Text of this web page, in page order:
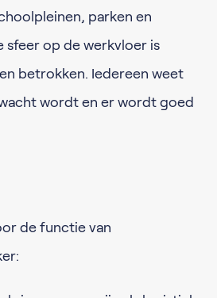
parken en
sfeer op de werkvloer is
betrokken. Iedereen weet
wordt en er wordt goed
de functie van